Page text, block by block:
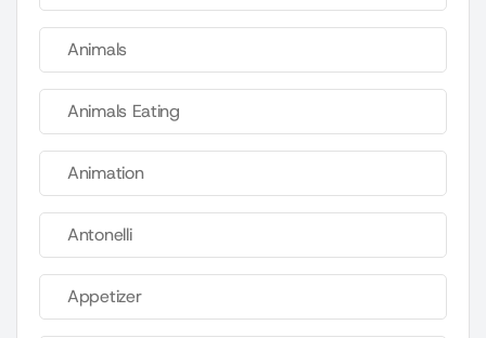
Animals
Animals Eating
Animation
Antonelli
Appetizer